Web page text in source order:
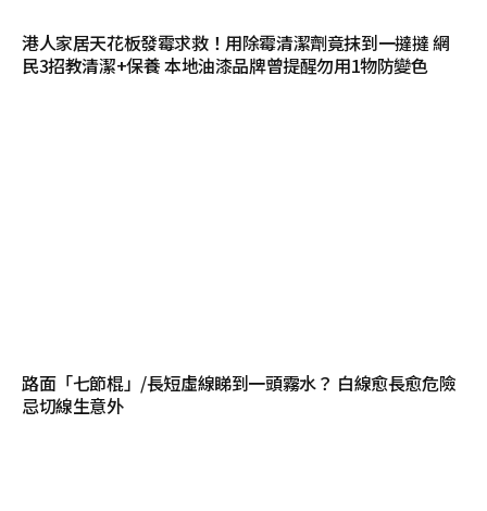
港人家居天花板發霉求救！用除霉清潔劑竟抹到一撻撻 網
民3招教清潔+保養 本地油漆品牌曾提醒勿用1物防變色
路面「七節棍」/長短虛線睇到一頭霧水？ 白線愈長愈危險
忌切線生意外